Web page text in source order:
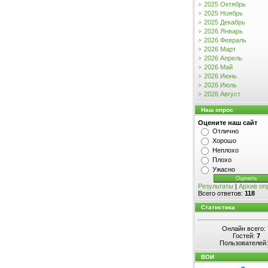
2025 Октябрь
2025 Ноябрь
2025 Декабрь
2026 Январь
2026 Февраль
2026 Март
2026 Апрель
2026 Май
2026 Июнь
2026 Июль
2026 Август
Наш опрос
Оцените наш сайт
Отлично
Хорошо
Неплохо
Плохо
Ужасно
Результаты | Архив
Всего ответов: 118
Статистика
Онлайн всего:
Гостей: 7
Пользователей:
ВОИ